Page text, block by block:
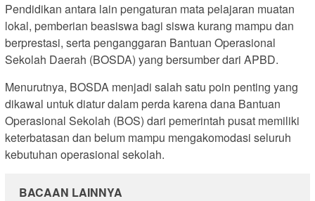
Pendidikan antara lain pengaturan mata pelajaran muatan
lokal, pemberian beasiswa bagi siswa kurang mampu dan
berprestasi, serta penganggaran Bantuan Operasional
Sekolah Daerah (BOSDA) yang bersumber dari APBD.
Menurutnya, BOSDA menjadi salah satu poin penting yang
dikawal untuk diatur dalam perda karena dana Bantuan
Operasional Sekolah (BOS) dari pemerintah pusat memiliki
keterbatasan dan belum mampu mengakomodasi seluruh
kebutuhan operasional sekolah.
BACAAN LAINNYA